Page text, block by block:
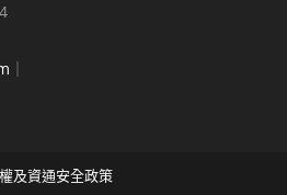
｜
及資通安全政策